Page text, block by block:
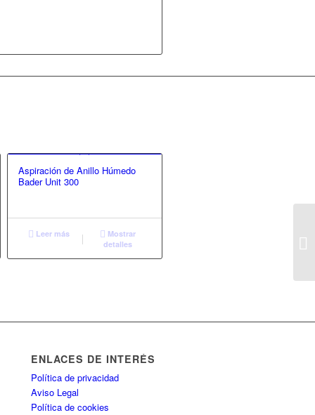
Aspiración de Anillo Húmedo
Bader Unit 300
Leer más
Mostrar
detalles
ENLACES DE INTERÉS
Política de privacidad
Aviso Legal
Política de cookies